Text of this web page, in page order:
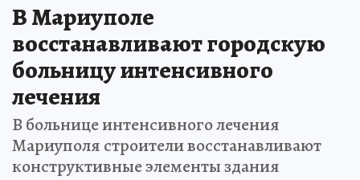
В Мариуполе
восстанавливают городскую
больницу интенсивного
лечения
В больнице интенсивного лечения
Мариуполя строители восстанавливают
конструктивные элементы здания